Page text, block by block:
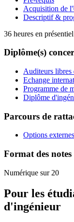
Acquisition de
Descriptif &
36 heures en présentiel
Diplôme(s)
Auditeurs libres
Echange
Programme de
Diplôme
Parcours de
Options
Format des notes
Numérique sur 20
Pour les
d'ingénieur